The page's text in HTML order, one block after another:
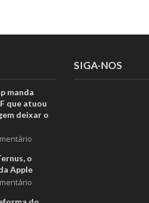
manda
que atuou
deixar o
o
Apple
SIGA-NOS